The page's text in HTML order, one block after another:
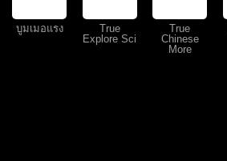
บูมเมอแรง
True
Explore Sci
True
Chinese
More